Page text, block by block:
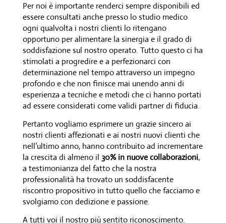
Per noi è importante renderci sempre disponibili ed
essere consultati anche presso lo studio medico
ogni qualvolta i nostri clienti lo ritengano
opportuno per alimentare la sinergia e il grado di
soddisfazione sul nostro operato. Tutto questo ci ha
stimolati a progredire e a perfezionarci con
determinazione nel tempo attraverso un impegno
profondo e che non finisce mai unendo anni di
esperienza a tecniche e metodi che ci hanno portati
ad essere considerati come validi partner di fiducia.
Pertanto vogliamo esprimere un grazie sincero ai
nostri clienti affezionati e ai nostri nuovi clienti che
nell’ultimo anno, hanno contribuito ad incrementare
la crescita di almeno il 30% in nuove collaborazioni,
a testimonianza del fatto che la nostra
professionalità ha trovato un soddisfacente
riscontro propositivo in tutto quello che facciamo e
svolgiamo con dedizione e passione.
A tutti voi il nostro più sentito riconoscimento.